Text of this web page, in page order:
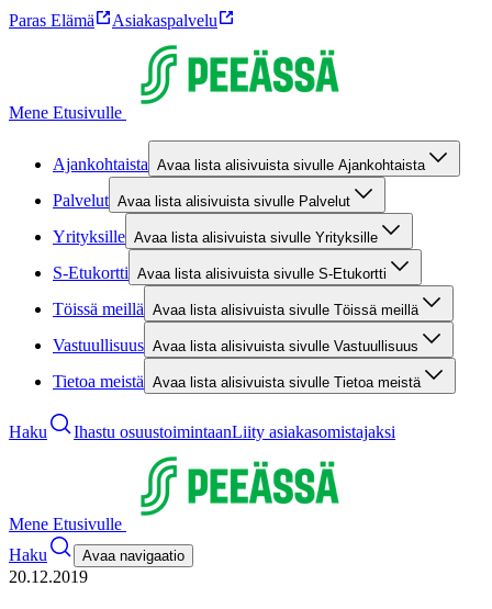
Paras Elämä Asiakaspalvelu
Mene Etusivulle
Ajankohtaista Avaa lista alisivuista sivulle Ajankohtaista
Palvelut Avaa lista alisivuista sivulle Palvelut
Yrityksille Avaa lista alisivuista sivulle Yrityksille
S-Etukortti Avaa lista alisivuista sivulle S-Etukortti
Töissä meillä Avaa lista alisivuista sivulle Töissä meillä
Vastuullisuus Avaa lista alisivuista sivulle Vastuullisuus
Tietoa meistä Avaa lista alisivuista sivulle Tietoa meistä
Haku Ihastu osuustoimintaanLiity asiakasomistajaksi
Mene Etusivulle
Haku
Avaa navigaatio
20.12.2019